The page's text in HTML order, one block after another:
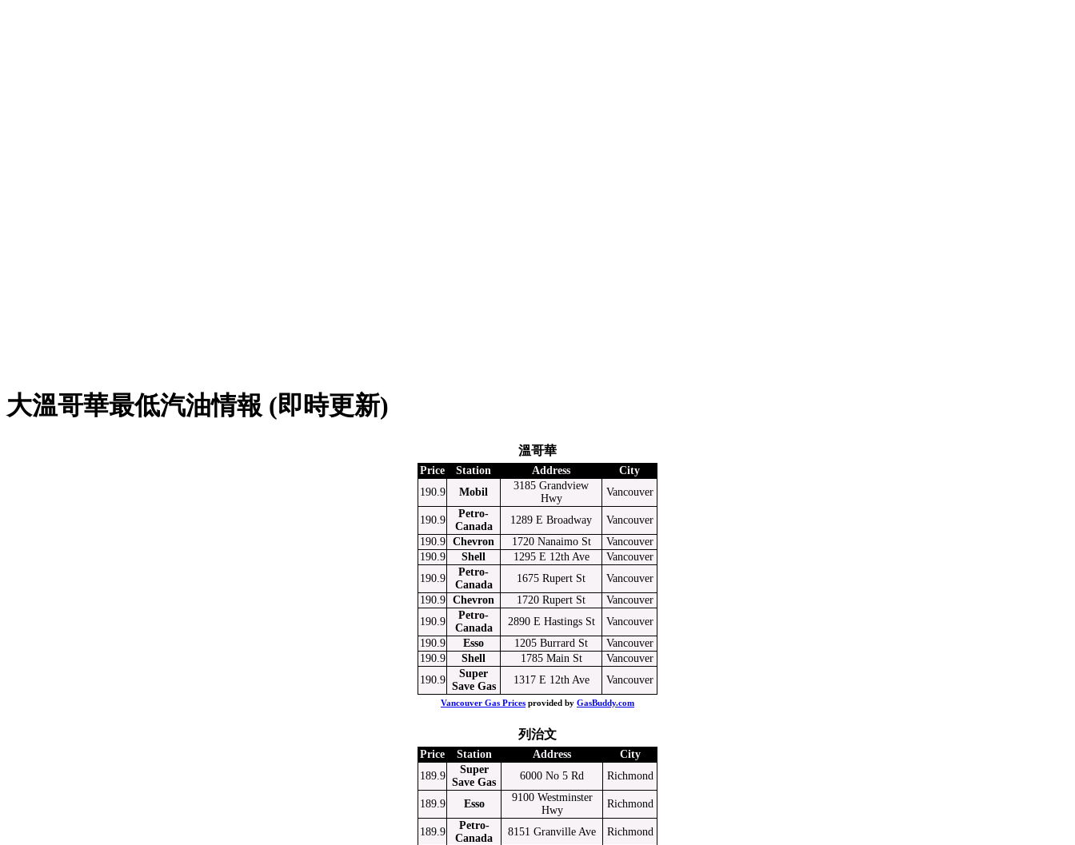
大溫哥華最低汽油情報 (即時更新)
溫哥華
Price Station Address
City
190.9
Mobil
3185 Grandview
Hwy
Vancouver
190.9
Petro-
Canada
1289 E Broadway
Vancouver
190.9
Chevron 1720 Nanaimo St
Vancouver
190.9
Shell 1295 E 12th Ave
Vancouver
190.9
Petro-
Canada
1675 Rupert St
Vancouver
190.9
Chevron 1720 Rupert St
Vancouver
190.9
Petro-
Canada
2890 E Hastings St
Vancouver
190.9
Esso 1205 Burrard St
Vancouver
190.9
Shell 1785 Main St
Vancouver
190.9
Super
Save Gas
1317 E 12th Ave Vancouver
Vancouver Gas Prices provided by GasBuddy.com
列治文
Price Station Address
City
189.9
Super
Save Gas
6000 No 5 Rd Richmond
189.9 Esso
9100 Westminster
Hwy
Richmond
189.9
Petro-
Canada
8151 Granville Ave
Richmond